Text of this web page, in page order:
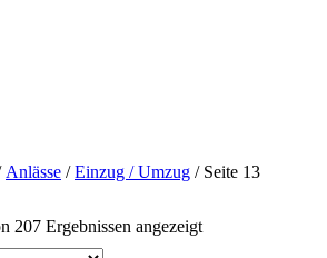
Anlässe /Einzug / Umzug / Seite 13
207 Ergebnissen angezeigt